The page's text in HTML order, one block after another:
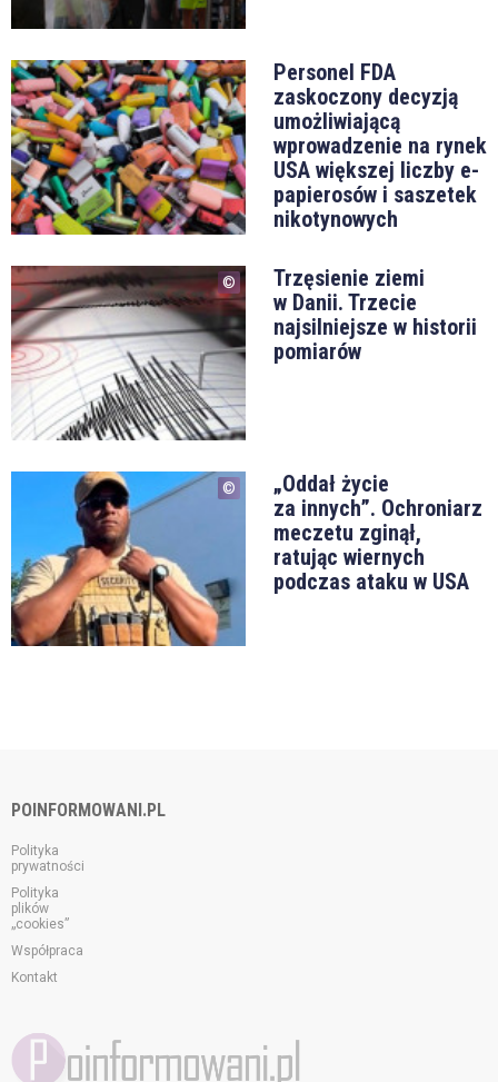
Personel FDA
zaskoczony decyzją
umożliwiającą
wprowadzenie na rynek
USA większej liczby e-
papierosów i saszetek
nikotynowych
Trzęsienie ziemi
w Danii. Trzecie
najsilniejsze w historii
pomiarów
„Oddał życie
za innych”. Ochroniarz
meczetu zginął,
ratując wiernych
podczas ataku w USA
POINFORMOWANI.PL
Polityka
prywatności
Polityka
plików
„cookies”
Współpraca
Kontakt